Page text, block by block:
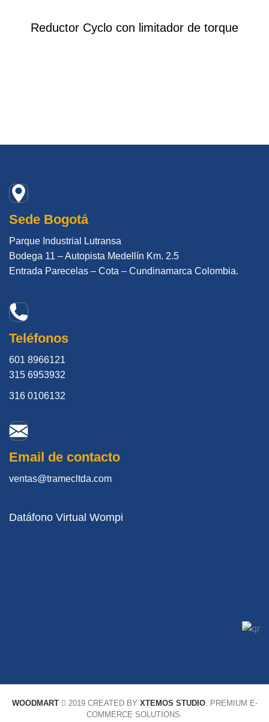
Reductor Cyclo con limitador de torque
Sede Bogotá
Parque Industrial Lutransa
Bodega 11 – Autopista Medellín Km. 2.5
Entrada Parecelas – Cota – Cundinamarca Colombia.
Teléfonos
601 8966121
315 6953932
316 0106132
Email de contacto
ventas@tramecltda.com
Datáfono Virtual Wompi
WOODMART 2019 CREATED BY XTEMOS STUDIO. PREMIUM E-
COMMERCE SOLUTIONS.